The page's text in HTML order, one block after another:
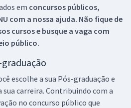
em concursos públicos,
com a nossa ajuda. Não fique de
cursos e busque a vaga com
público.
escolhe a sua Pós-graduação e
carreira. Contribuindo com a
no concurso público que